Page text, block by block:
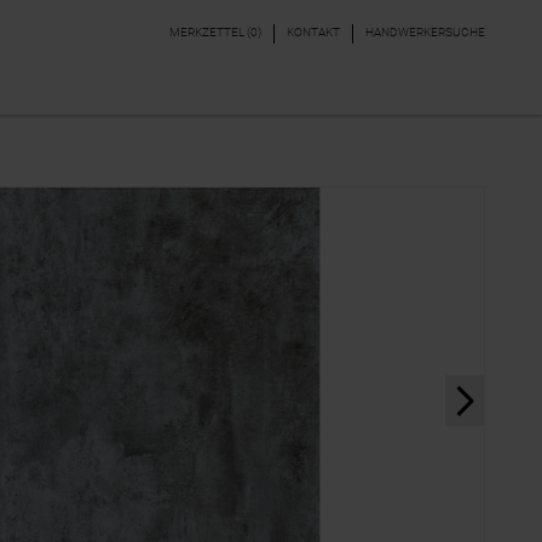
MERKZETTEL (0) KONTAKT HANDWERKERSUCHE
next